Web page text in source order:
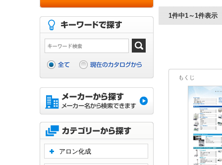
1件中1～1件表示
もくじ
アロン化成